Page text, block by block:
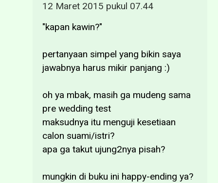
12 Maret 2015 pukul 07.44
"kapan kawin?"
pertanyaan simpel yang bikin saya
jawabnya harus mikir panjang :)
oh ya mbak, masih ga mudeng sama
pre wedding test
maksudnya itu menguji kesetiaan
calon suami/istri?
apa ga takut ujung2nya pisah?
mungkin di buku ini happy-ending ya?